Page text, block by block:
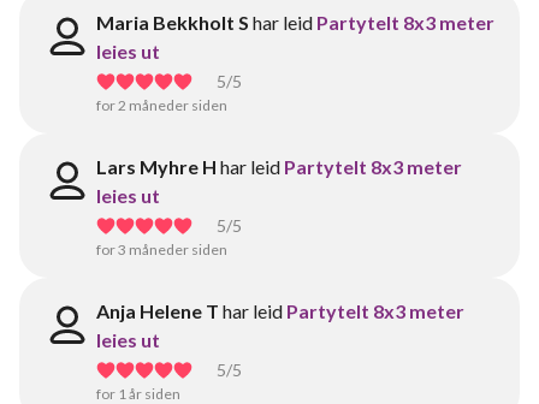
Maria Bekkholt S har leid Partytelt 8x3 meter
leies ut
5/5
for 2 måneder siden
Lars Myhre H har leid Partytelt 8x3 meter
leies ut
5/5
for 3 måneder siden
Anja Helene T har leid Partytelt 8x3 meter
leies ut
5/5
for 1 år siden